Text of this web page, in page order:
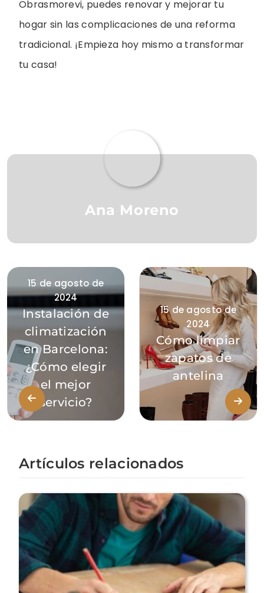
Obrasmorevi, puedes renovar y mejorar tu
hogar sin las complicaciones de una reforma
tradicional. ¡Empieza hoy mismo a transformar
tu casa!
Ana Moreno
15 de agosto de
2024
Instalación de
climatización
en Barcelona:
¿Cómo elegir
el mejor
servicio?
15 de agosto de
2024
Cómo limpiar
zapatos de
antelina
Artículos relacionados